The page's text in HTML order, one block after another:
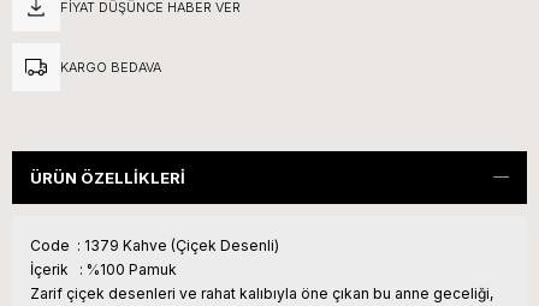
FIYAT DÜŞÜNCE HABER VER
KARGO BEDAVA
ÜRÜN ÖZELLIKLERI
Code : 1379 Kahve (Çiçek Desenli)
İçerik : %100 Pamuk
Zarif çiçek desenleri ve rahat kalıbıyla öne çıkan bu anne geceliği,